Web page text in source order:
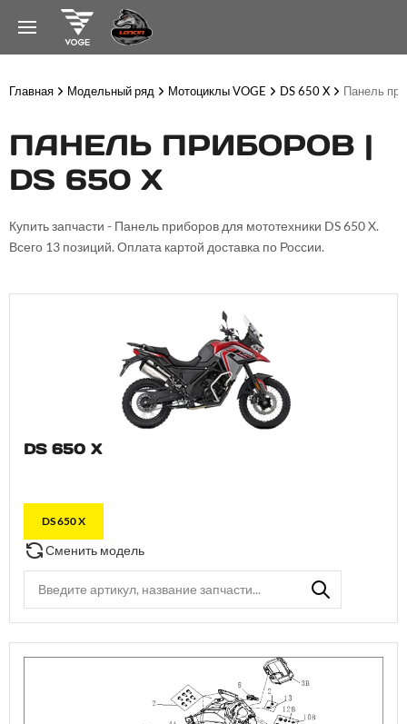
Главная Модельный ряд Мотоциклы VOGE DS 650 X Панель
ПАНЕЛЬ ПРИБОРОВ |
DS 650 X
Купить запчасти - Панель приборов для мототехники DS 650 X.
Всего 13 позиций. Оплата картой доставка по России.
DS 650 X
DS 650 X
Сменить модель